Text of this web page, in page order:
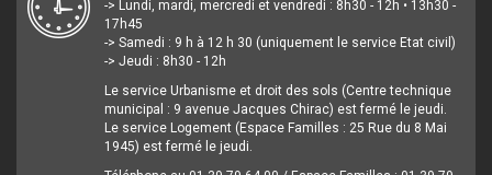
-> Lundi, mardi, mercredi et vendredi : 8h30 - 12h • 13h30 -
17h45
-> Samedi : 9 h à 12 h 30 (uniquement le service Etat civil)
-> Jeudi : 8h30 - 12h
Le service Urbanisme et droit des sols (Centre technique
municipal : 9 avenue Jacques Chirac) est fermé le jeudi.
Le service Logement (Espace Familles : 25 Rue du 8 Mai
1945) est fermé le jeudi.